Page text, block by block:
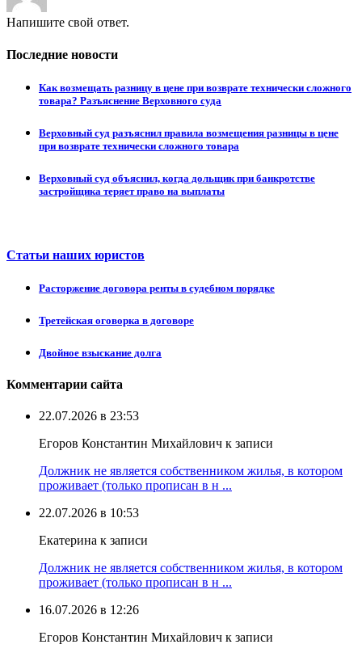
Напишите свой ответ.
Последние новости
Как возмещать разницу в цене при возврате технически сложного
товара? Разъяснение Верховного суда
Верховный суд разъяснил правила возмещения разницы в цене
при возврате технически сложного товара
Верховный суд объяснил, когда дольщик при банкротстве
застройщика теряет право на выплаты
Статьи наших юристов
Расторжение договора ренты в судебном порядке
Третейская оговорка в договоре
Двойное взыскание долга
Комментарии сайта
22.07.2026 в 23:53
Егоров Константин Михайлович к записи
Должник не является собственником жилья, в котором
проживает (только прописан в н ...
22.07.2026 в 10:53
Екатерина к записи
Должник не является собственником жилья, в котором
проживает (только прописан в н ...
16.07.2026 в 12:26
Егоров Константин Михайлович к записи